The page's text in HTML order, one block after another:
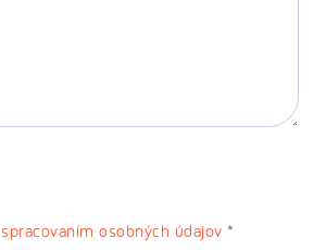
spracovaním osobných údajov *